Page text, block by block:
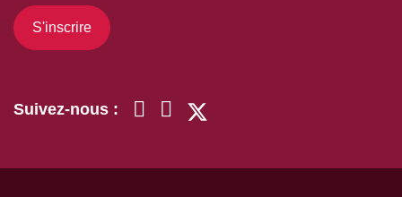
S'inscrire
Suivez-nous :